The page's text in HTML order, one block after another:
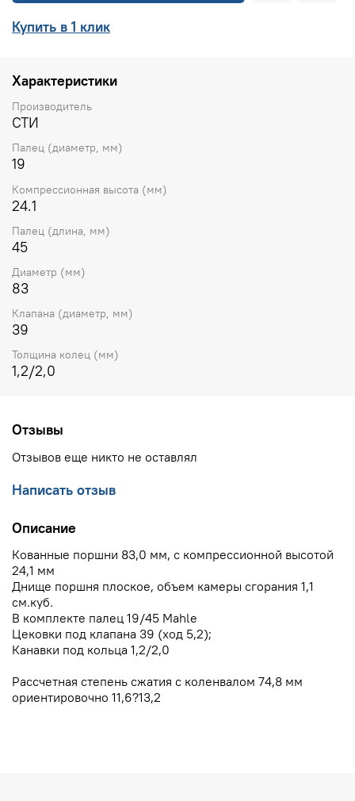
Купить в 1 клик
Характеристики
Производитель
СТИ
Палец (диаметр, мм)
19
Компрессионная высота (мм)
24.1
Палец (длина, мм)
45
Диаметр (мм)
83
Клапана (диаметр, мм)
39
Толщина колец (мм)
1,2/2,0
Отзывы
Отзывов еще никто не оставлял
Написать отзыв
Описание
Кованные поршни 83,0 мм, с компрессионной высотой
24,1 мм
Днище поршня плоское, объем камеры сгорания 1,1
см.куб.
В комплекте палец 19/45 Mahle
Цековки под клапана 39 (ход 5,2);
Канавки под кольца 1,2/2,0
Рассчетная степень сжатия с коленвалом 74,8 мм
ориентировочно 11,6?13,2